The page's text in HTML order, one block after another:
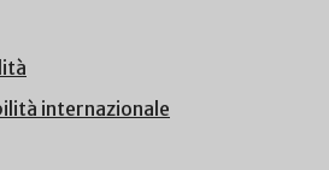
internazionale